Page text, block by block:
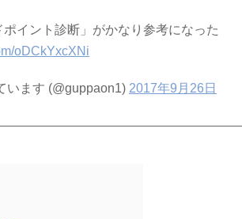
イント診断」がかなり参考になった
oDCkYxcXNi
います (@guppaon1) 2017年9月26日